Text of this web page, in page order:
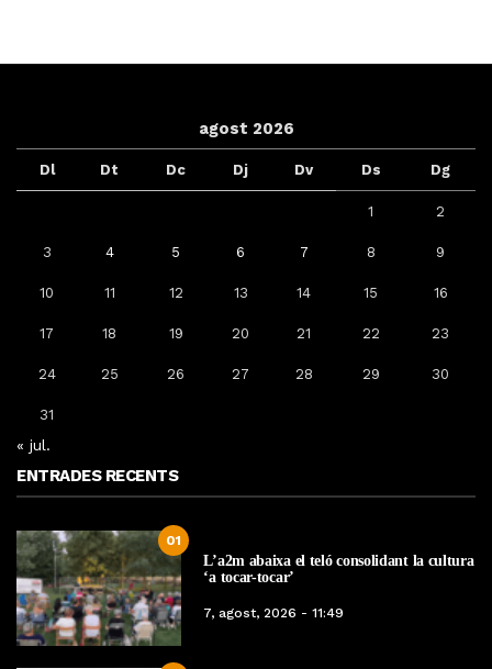
agost 2026
Dl Dt Dc Dj Dv Ds Dg
1 2
3 4 5 6 7 8 9
10 11 12 13 14 15 16
17 18 19 20 21 22 23
24 25 26 27 28 29 30
31
« jul.
ENTRADES RECENTS
01
L’a2m abaixa el teló consolidant la cultura
‘a tocar-tocar’
7, agost, 2026 - 11:49